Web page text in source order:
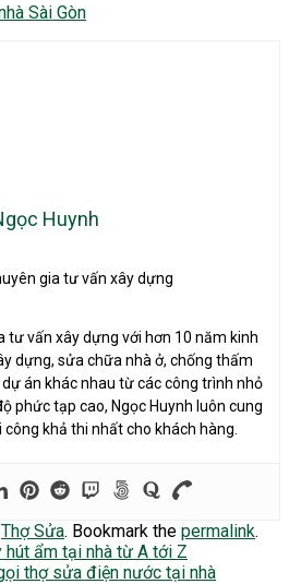
Sài Gòn
Huynh
gia tư vấn xây dựng
tư vấn xây dựng với hơn 10 năm kinh
dựng, sửa chữa nhà ở, chống thấm
án khác nhau từ các công trình nhỏ
phức tạp cao, Ngọc Huynh luôn cung
khả thi nhất cho khách hàng.
Thợ Sửa. Bookmark the permalink.
ẩm tại nhà từ A tới Z
thợ sửa điện nước tại nhà